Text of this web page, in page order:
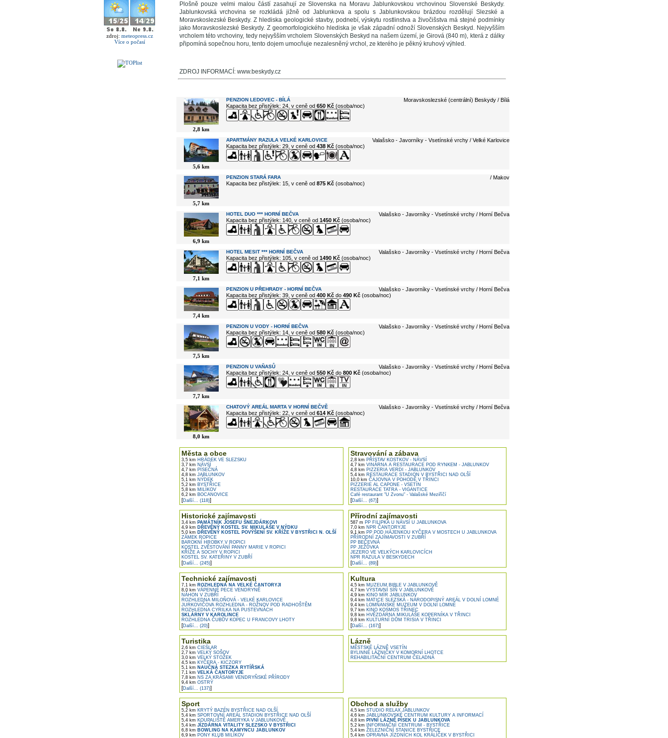
zdroj: meteopress.cz
Více o počasí
Plošně pouze velmi malou částí zasahují ze Slovenska na Moravu Jablunkovskou vrchovinou Slovenské Beskydy.
Jablunkovská vrchovina se rozkládá jižně od Jablunkova a spolu s Jablunkovskou brázdou rozdělují Slezské a
Moravskoslezské Beskydy. Z hlediska geologické stavby, podnebí, výskytu rostlinstva a živočišstva má stejné podmínky
jako Moravskoslezské Beskydy. Z geomorfologického hlediska je však západní odnoží Slovenských Beskyd. Nejvyšším
vrcholem této vrchoviny, tedy nejvyšším vrcholem Slovenských Beskyd na našem území, je Girová (840 m), která z dálky
připomíná sopečnou horu, tento dojem umocňuje nezalesněný vrchol, ze kterého je pěkný kruhový výhled.
ZDROJ INFORMACÍ: www.beskydy.cz
2,8 km
PENZION LEDOVEC - BÍLÁ
Moravskoslezské (centrální) Beskydy / Bílá
Kapacita bez přistýlek: 24, v ceně od 650 Kč(osoba/noc)
5,6 km
APARTMÁNY RAZULA VELKÉ KARLOVICE
Valašsko - Javorníky - Vsetínské vrchy / Velké Karlovice
Kapacita bez přistýlek: 29, v ceně od 438 Kč(osoba/noc)
5,7 km
PENZION STARÁ FARA
/ Makov
Kapacita bez přistýlek: 15, v ceně od 875 Kč(osoba/noc)
6,9 km
HOTEL DUO *** HORNÍ BEČVA
Valašsko - Javorníky - Vsetínské vrchy / Horní Bečva
Kapacita bez přistýlek: 140, v ceně od 1450 Kč(osoba/noc)
7,1 km
HOTEL MESIT *** HORNÍ BEČVA
Valašsko - Javorníky - Vsetínské vrchy / Horní Bečva
Kapacita bez přistýlek: 105, v ceně od 1490 Kč(osoba/noc)
7,4 km
PENZION U PŘEHRADY - HORNÍ BEČVA
Valašsko - Javorníky - Vsetínské vrchy / Horní Bečva
Kapacita bez přistýlek: 39, v ceně od 400 Kčdo 490 Kč(osoba/noc)
7,5 km
PENZION U VODY - HORNÍ BEČVA
Valašsko - Javorníky - Vsetínské vrchy / Horní Bečva
Kapacita bez přistýlek: 14, v ceně od 580 Kč(osoba/noc)
7,7 km
PENZION U VAŇASŮ
Valašsko - Javorníky - Vsetínské vrchy / Horní Bečva
Kapacita bez přistýlek: 24, v ceně od 550 Kčdo 800 Kč(osoba/noc)
8,0 km
CHATOVÝ AREÁL MARTA V HORNÍ BEČVĚ
Valašsko - Javorníky - Vsetínské vrchy / Horní Bečva
Kapacita bez přistýlek: 22, v ceně od 614 Kč(osoba/noc)
Města a obce
3,5 km HRÁDEK VE SLEZSKU
3,7 km NÁVSÍ
4,7 km PÍSEČNÁ
4,8 km JABLUNKOV
5,1 km NÝDEK
5,2 km BYSTŘICE
5,8 km MILÍKOV
6,2 km BOCANOVICE
[Další... (118)]
Stravování a zábava
2,8 km PŘÍSTAV KOSTKOV - NÁVSÍ
4,7 km VINÁRNA A RESTAURACE POD RYNKEM - JABLUNKOV
4,8 km PIZZERIA VERDI - JABLUNKOV
5,4 km RESTAURACE STADION V BYSTŘICI NAD OLŠÍ
10,0 km ČAJOVNA V POHODĚ V TŘINCI
PIZZERIE AL CAPONE - VSETÍN
RESTAURACE TATRA - VIGANTICE
Café restaurant "U Zvonu" - Valašské Meziříčí
[Další... (67)]
Historické zajímavosti
3,4 km PAMÁTNÍK JOSEFU ŠNEJDÁRKOVI
4,9 km DŘEVĚNÝ KOSTEL SV. MIKULÁŠE V NÝDKU
5,0 km DŘEVĚNÝ KOSTEL POVÝŠENÍ SV. KŘÍŽE V BYSTŘICI N. OLŠÍ
ZÁMEK ROPICE
BAROKNÍ HROBKY V ROPICI
KOSTEL ZVĚSTOVÁNÍ PANNY MARIE V ROPICI
KŘÍŽE A SOCHY V ROPICI
KOSTEL SV. KATEŘINY V ZUBŘÍ
[Další... (245)]
Přírodní zajímavosti
587 m PP FILIPKA U NÁVSÍ U JABLUNKOVA
7,0 km NPR ČANTORYJE
9,1 km PP POD HÁJENKOU KYČERA V MOSTECH U JABLUNKOVA
PŘÍRODNÍ ZAJÍMAVOSTI V ZUBŘÍ
PP BEČEVNÁ
PP JEŽŮVKA
JEZERO VE VELKÝCH KARLOVICÍCH
NPR RAZULA V BESKYDECH
[Další... (89)]
Technické zajímavosti
7,1 km ROZHLEDNA NA VELKÉ ČANTORYJI
8,0 km VÁPENNÉ PECE VENDRYNĚ
NÁHON V ZUBŘÍ
ROZHLEDNA MILOŇOVÁ - VELKÉ KARLOVICE
JURKOVIČOVA ROZHLEDNA - ROŽNOV POD RADHOŠTĚM
ROZHLEDNA CYRILKA NA PUSTEVNÁCH
SKLÁRNY V KAROLINCE
ROZHLEDNA ČUBŮV KOPEC U FRANCOVY LHOTY
[Další... (20)]
Kultura
4,5 km MUZEUM BIBLE V JABLUNKOVĚ
4,7 km VÝSTAVNÍ SÍŇ V JABLUNKOVĚ
4,9 km KINO MÍR JABLUNKOV
9,4 km MATICE SLEZSKÁ - NÁRODOPISNÝ AREÁL V DOLNÍ LOMNÉ
9,4 km LOMŇANSKÉ MUZEUM V DOLNÍ LOMNÉ
9,7 km KINO KOSMOS TŘINEC
9,8 km HVĚZDÁRNA MIKULÁŠE KOPERNÍKA V TŘINCI
9,8 km KULTURNÍ DŮM TRISIA V TŘINCI
[Další... (167)]
Turistika
2,6 km CIEŚLAR
2,7 km VELKÝ SOŠOV
3,0 km VELKÝ STOŽEK
4,5 km KYČERA - KICZORY
5,1 km NAUČNÁ STEZKA RYTÍŘSKÁ
7,1 km VELKÁ ČANTORYJE
7,8 km NS ZA KRÁSAMI VENDRYŇSKÉ PŘÍRODY
9,4 km OSTRÝ
[Další... (137)]
Lázně
MĚSTSKÉ LÁZNĚ VSETÍN
BYLINNÉ LÁZNIČKY V KOMORNÍ LHOTCE
REHABILITAČNÍ CENTRUM ČELADNÁ
Sport
5,2 km KRYTÝ BAZÉN BYSTŘICE NAD OLŠÍ
5,4 km SPORTOVNÍ AREÁL STADION BYSTŘICE NAD OLŠÍ
5,4 km KOUPALIŠTĚ AMERYKA V JABLUNKOVĚ
5,4 km JÍZDÁRNA VITALITY SLEZSKO V BYSTŘICI
6,8 km BOWLING NA KAMYNCU JABLUNKOV
6,9 km PONY KLUB MILÍKOV
Obchod a služby
4,5 km STUDIO RELAX JABLUNKOV
4,6 km JABLUNKOVSKÉ CENTRUM KULTURY A INFORMACÍ
4,8 km PIVNÍ LÁZNĚ PÍSEK U JABLUNKOVA
5,2 km INFORMAČNÍ CENTRUM - BYSTŘICE
5,4 km ŽELEZNIČNÍ STANICE BYSTŘICE
5,4 km OPRAVNA JÍZDNÍCH KOL KRÁLÍČEK V BYSTŘICI